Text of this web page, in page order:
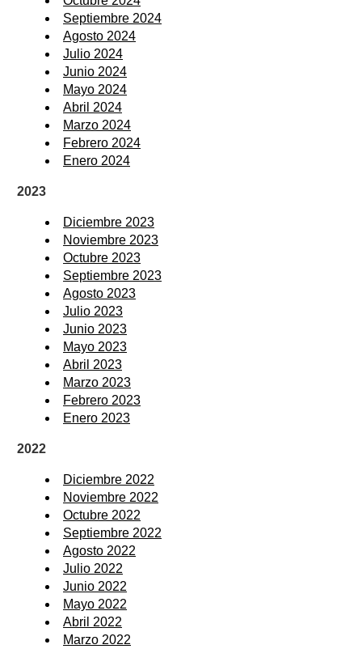
Septiembre 2024
Agosto 2024
Julio 2024
Junio 2024
Mayo 2024
Abril 2024
Marzo 2024
Febrero 2024
Enero 2024
2023
Diciembre 2023
Noviembre 2023
Octubre 2023
Septiembre 2023
Agosto 2023
Julio 2023
Junio 2023
Mayo 2023
Abril 2023
Marzo 2023
Febrero 2023
Enero 2023
2022
Diciembre 2022
Noviembre 2022
Octubre 2022
Septiembre 2022
Agosto 2022
Julio 2022
Junio 2022
Mayo 2022
Abril 2022
Marzo 2022